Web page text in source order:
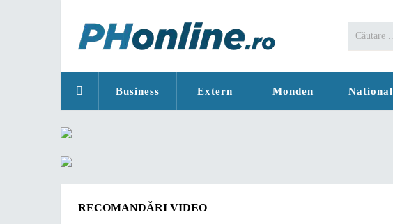
Business Extern Monden National
RECOMANDĂRI VIDEO